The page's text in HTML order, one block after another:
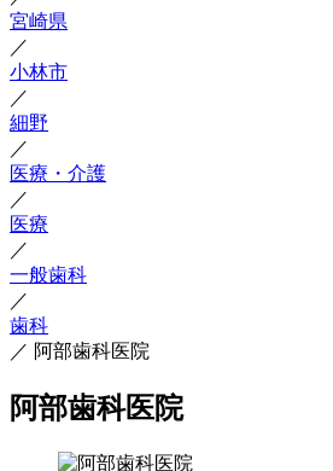
宮崎県
／
小林市
／
細野
／
医療・介護
／
医療
／
一般歯科
／
歯科
／ 阿部歯科医院
阿部歯科医院